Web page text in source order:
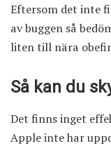
Eftersom det inte
av buggen så
liten till nära
Så kan du
Det finns inget
Apple inte har